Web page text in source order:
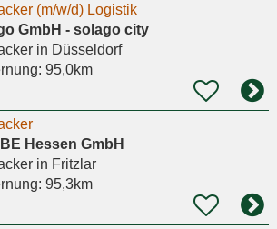
(m/w/d) Logistik
GmbH - solago city
in Düsseldorf
95,0km
Hessen GmbH
in Fritzlar
95,3km